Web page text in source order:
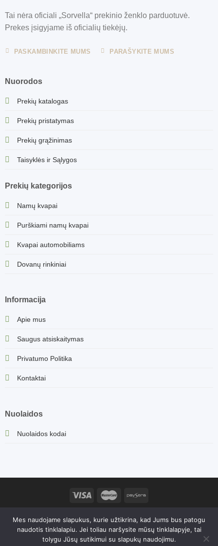
Tai nėra oficiali „Sorvella“ prekinio ženklo parduotuvė.
Prekes įsigyjame iš oficialių tiekėjų.
PASKAMBINKITE MUMS PARAŠYKITE MUMS
Nuorodos
Prekių katalogas
Prekių pristatymas
Prekių grąžinimas
Taisyklės ir Sąlygos
Prekių kategorijos
Namų kvapai
Purškiami namų kvapai
Kvapai automobiliams
Dovanų rinkiniai
Informacija
Apie mus
Saugus atsiskaitymas
Privatumo Politika
Kontaktai
Nuolaidos
Nuolaidos kodai
yra saugomas autorių teisių. Kopijavimas ir platinimas be
savininko sutikimo yra draudžiamas. 2026© Sorvella | Gretos
Mes naudojame slapukus, kurie užtikrina, kad Jums bus patogu
naudotis tinklalapiu. Jei toliau naršysite mūsų tinklalapyje, tai
tolygu Jūsų sutikimui su slapukų naudojimu.